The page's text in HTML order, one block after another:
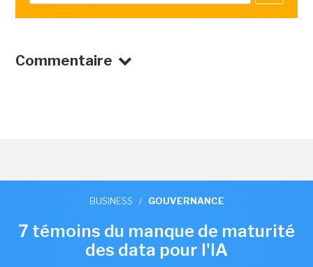
Commentaire
BUSINESS / GOUVERNANCE
7 témoins du manque de maturité
des data pour l'IA